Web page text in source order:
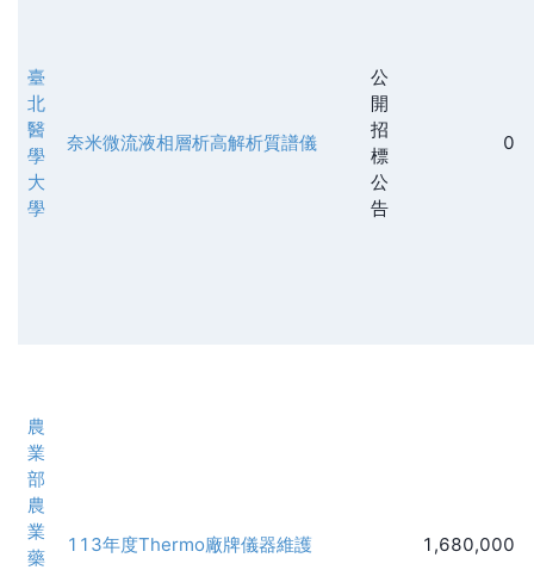
臺
北
醫
學
大
學
奈米微流液相層析高解析質譜儀
公
開
招
標
公
告
0
農
業
部
農
業
藥
113年度Thermo廠牌儀器維護 1,680,000